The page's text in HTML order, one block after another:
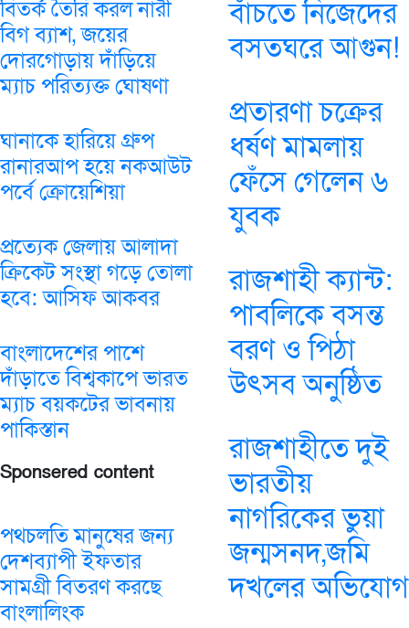
বিতর্ক তৈরি করল নারী
বিগ ব্যাশ, জয়ের
দোরগোড়ায় দাঁড়িয়ে
ম্যাচ পরিত্যক্ত ঘোষণা
ঘানাকে হারিয়ে গ্রুপ
রানারআপ হয়ে নকআউট
পর্বে ক্রোয়েশিয়া
প্রত্যেক জেলায় আলাদা
ক্রিকেট সংস্থা গড়ে তোলা
হবে: আসিফ আকবর
বাংলাদেশের পাশে
দাঁড়াতে বিশ্বকাপে ভারত
ম্যাচ বয়কটের ভাবনায়
পাকিস্তান
Sponsered content
পথচলতি মানুষের জন্য
দেশব্যাপী ইফতার
সামগ্রী বিতরণ করছে
বাংলালিংক
বাঁচতে নিজেদের
বসতঘরে আগুন!
প্রতারণা চক্রের
ধর্ষণ মামলায়
ফেঁসে গেলেন ৬
যুবক
রাজশাহী ক্যান্ট:
পাবলিকে বসন্ত
বরণ ও পিঠা
উৎসব অনুষ্ঠিত
রাজশাহীতে দুই
ভারতীয়
নাগরিকের ভুয়া
জন্মসনদ,জমি
দখলের অভিযোগ